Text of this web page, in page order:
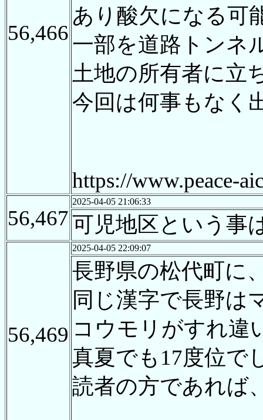
56,466
あり酸欠になる可
一部を道路トンネ
土地の所有者に立
今回は何事もなく
https://www.peace-
56,467
2025-04-05 21:06:33
可児地区という事
56,469
2025-04-05 22:09:07
長野県の松代町に
同じ漢字で長野は
コウモリがすれ違
真夏でも17度位で
読者の方であれば